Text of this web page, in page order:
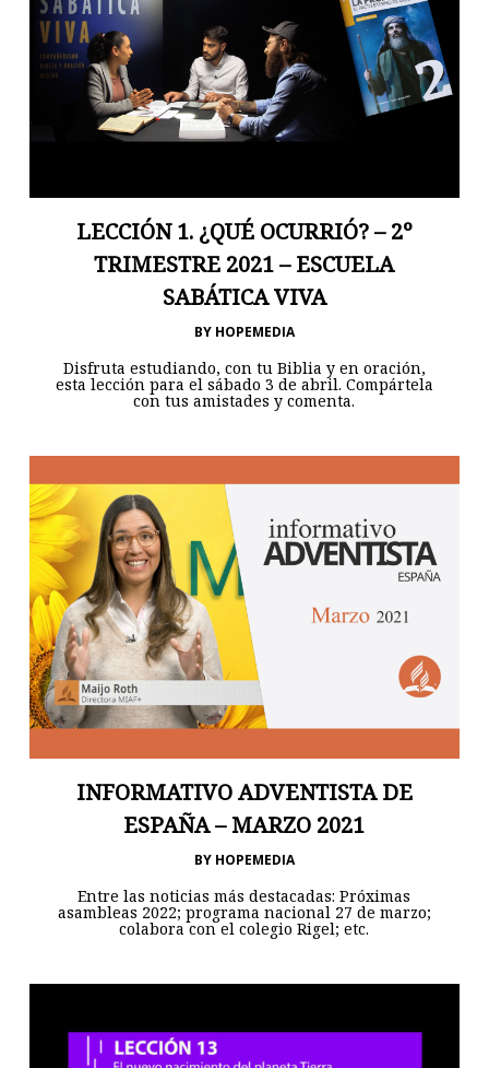
LECCIÓN 1. ¿QUÉ OCURRIÓ? – 2º
TRIMESTRE 2021 – ESCUELA
SABÁTICA VIVA
BY HOPEMEDIA
Disfruta estudiando, con tu Biblia y en oración,
esta lección para el sábado 3 de abril. Compártela
con tus amistades y comenta.
INFORMATIVO ADVENTISTA DE
ESPAÑA – MARZO 2021
BY HOPEMEDIA
Entre las noticias más destacadas: Próximas
asambleas 2022; programa nacional 27 de marzo;
colabora con el colegio Rigel; etc.